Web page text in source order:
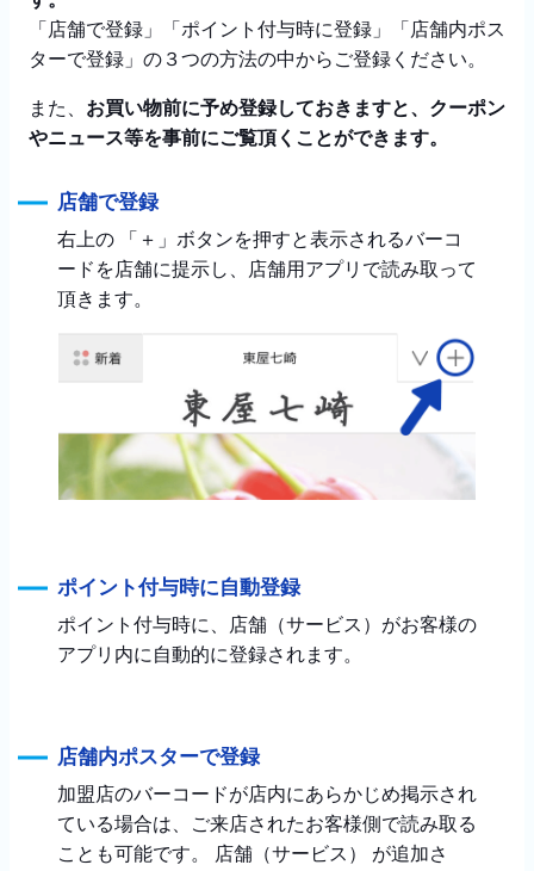
「店舗で登録」「ポイント付与時に登録」「店舗内ポス
ターで登録」の３つの方法の中からご登録ください。
また、 お買い物前に予め登録しておきますと、クーポン
やニュース等を事前にご覧頂くことができます。
店舗で登録
右上の 「＋」ボタンを押すと表示されるバーコ
ードを店舗に提示し、店舗用アプリで読み取って
頂きます。
ポイント付与時に自動登録
ポイント付与時に、店舗（サービス）がお客様の
アプリ内に自動的に登録されます。
店舗内ポスターで登録
加盟店のバーコードが店内にあらかじめ掲示され
ている場合は、ご来店されたお客様側で読み取る
ことも可能です。 店舗（サービス） が追加さ